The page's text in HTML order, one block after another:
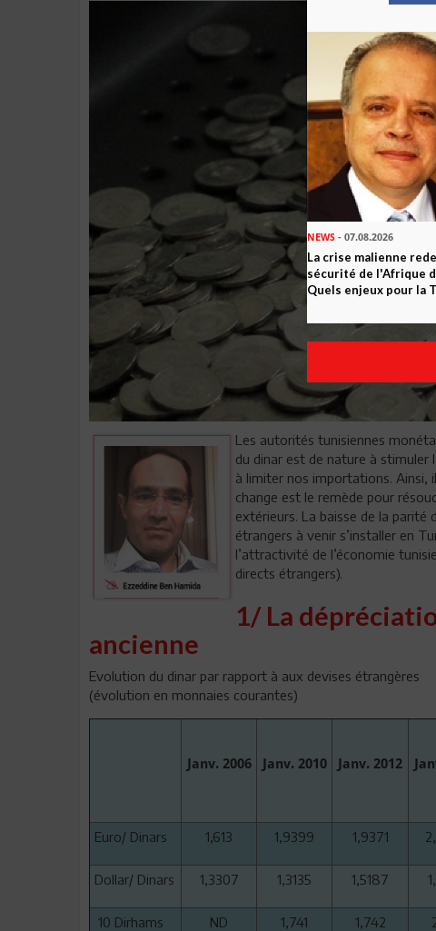
Les autorités tunisiennes
du dinar est de nature à
à limiter nos importations. Ainsi,
change est le remède pour
extérieurs. La baisse de la parité
étrangers à venir s’installer en
l’attractivité de l’économie
directs étrangers).
1/ La
ancienne
Evolution du dinar par rapport à aux devises étrangères
(évolution en monnaies courantes)
Janv. 2006 Janv. 2010 Janv. 2012
Euro/ Dinars 1,613 1,9399 1,9371
Dollar/ Dinars 1,3307 1,3135 1,5187
10 Dirhams
ND 1,741 1,742
NEWS - 07.08.2026
La crise malienne
sécurité de l'Afrique
Quels enjeux pour la